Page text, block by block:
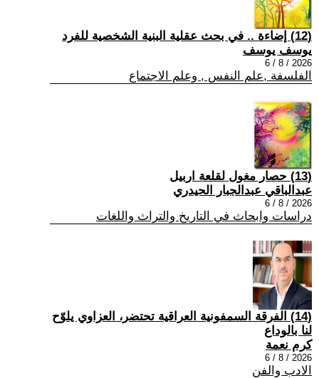
(12) إضاءة .. في بحث عقلية البنية الشخصية للفرد
يوسف يوسف
2026 / 8 / 6
الفلسفة ,علم النفس , وعلم الاجتماع
(13) حصار مغول لقلعة اربيل
عبدالباقي عبدالجبار الحيدري
2026 / 8 / 6
دراسات وابحاث في التاريخ والتراث واللغات
(14) الفرقة السمفونية العراقية تحتضر، العزاوي يلوّح
لنا بالوداع
كرم نعمة
2026 / 8 / 6
الادب والفن